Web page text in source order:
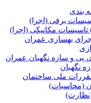
بندی
برقی (اجرا)
تاسیسات مکانیکی (اجرا)
عمران
عمران
نگهبان
ملی ساختمان
(محاسبات)